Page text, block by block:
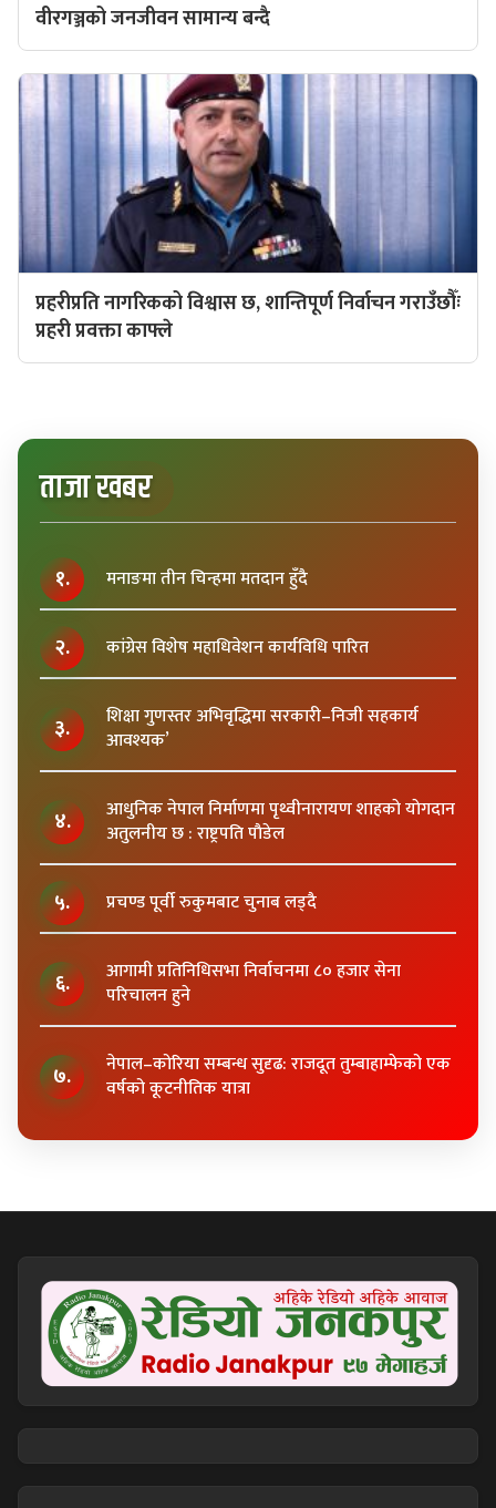
वीरगञ्जको जनजीवन सामान्य बन्दै
प्रहरीप्रति नागरिकको विश्वास छ, शान्तिपूर्ण निर्वाचन गराउँछौँः
प्रहरी प्रवक्ता काफ्ले
ताजा खबर
१. मनाङमा तीन चिन्हमा मतदान हुँदै
२. कांग्रेस विशेष महाधिवेशन कार्यविधि पारित
३.
शिक्षा गुणस्तर अभिवृद्धिमा सरकारी–निजी सहकार्य
आवश्यक’
४.
आधुनिक नेपाल निर्माणमा पृथ्वीनारायण शाहकाे याेगदान
अतुलनीय छ : राष्ट्रपति पाैडेल
५. प्रचण्ड पूर्वी रुकुमबाट चुनाब लड्दै
६.
आगामी प्रतिनिधिसभा निर्वाचनमा ८० हजार सेना
परिचालन हुने
७.
नेपाल–कोरिया सम्बन्ध सुदृढ: राजदूत तुम्बाहाम्फेको एक
वर्षको कूटनीतिक यात्रा